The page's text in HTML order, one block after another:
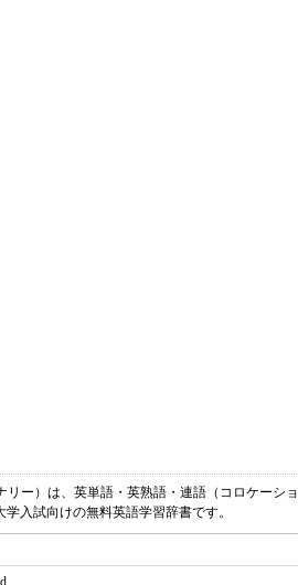
リー）は、英単語・英熟語・連語（コロケーショ
入試向けの無料英語学習辞書です。